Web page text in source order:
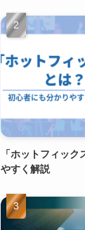
「ホットフィッ
やすく解説